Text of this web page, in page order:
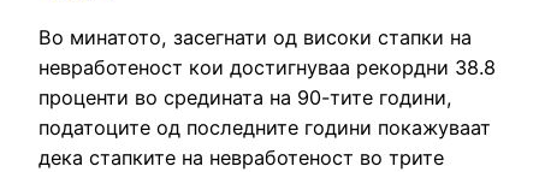
Во минатото, засегнати од високи стапки на
невработеност кои достигнуваа рекордни 38.8
проценти во средината на 90-тите години,
податоците од последните години покажуваат
дека стапките на невработеност во трите